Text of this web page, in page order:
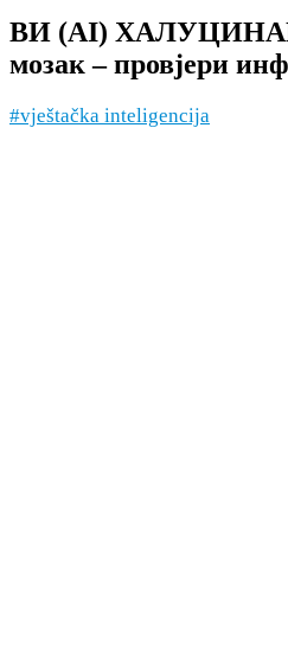
ВИ (AI)
мозак – провјери
#vještačka inteligencija